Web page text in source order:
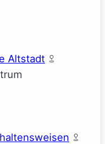
Altstadt